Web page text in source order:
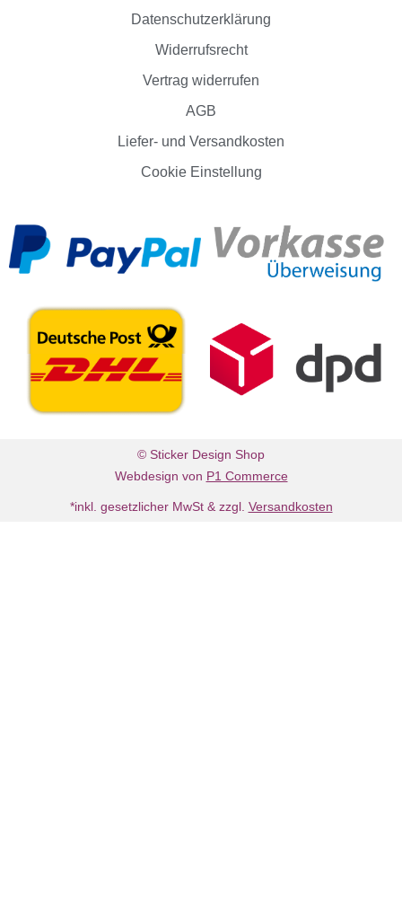
Datenschutzerklärung
Widerrufsrecht
Vertrag widerrufen
AGB
Liefer- und Versandkosten
Cookie Einstellung
© Sticker Design Shop
Webdesign von P1 Commerce
*inkl. gesetzlicher MwSt & zzgl. Versandkosten